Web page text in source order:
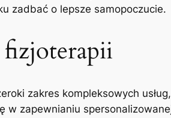
zadbać o lepsze samopoczucie.
zakres kompleksowych
w zapewnianiu